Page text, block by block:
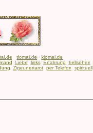
tiomai.de
kiomai.de
Liebe links Erfahrung hellsehen
Zigeunertarot per Telefon spirituell